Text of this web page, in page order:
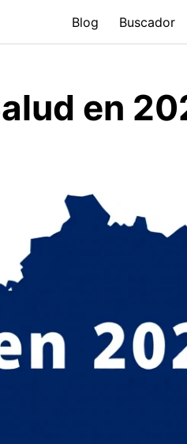
Blog Buscador
en